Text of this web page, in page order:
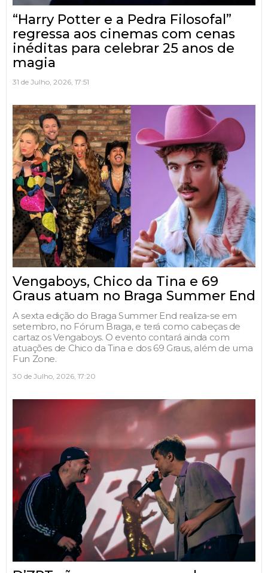
“Harry Potter e a Pedra Filosofal”
regressa aos cinemas com cenas
inéditas para celebrar 25 anos de
magia
31 de Julho, 2026, 17:51
Vengaboys, Chico da Tina e 69
Graus atuam no Braga Summer End
A sexta edição do Braga Summer End realiza-se em
setembro, no Fórum Braga, e terá como cabeças de
cartaz os Vengaboys. O evento contará ainda com
atuações de Chico da Tina e dos 69 Graus, além de uma
Fun Zone.
30 de Julho, 2026, 17:20